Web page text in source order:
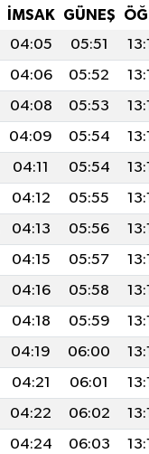
İMSAK GÜNEŞ
04:05 05:51
04:06 05:52
04:08 05:53
04:09 05:54
04:11 05:54
04:12 05:55
04:13 05:56
04:15 05:57
04:16 05:58
04:18 05:59
04:19 06:00
04:21 06:01
04:22 06:02
04:24 06:03